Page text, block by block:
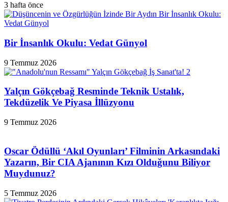
3 hafta önce
Bir İnsanlık Okulu: Vedat Günyol
9 Temmuz 2026
Yalçın Gökçebağ Resminde Teknik Ustalık,
Tekdüzelik Ve Piyasa İllüzyonu
9 Temmuz 2026
Oscar Ödüllü ‘Akıl Oyunları’ Filminin Arkasındaki
Yazarın, Bir CIA Ajanının Kızı Olduğunu Biliyor
Muydunuz?
5 Temmuz 2026